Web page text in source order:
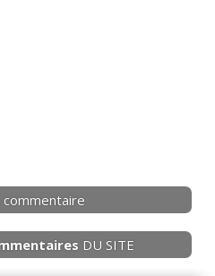
commentaire
DU SITE